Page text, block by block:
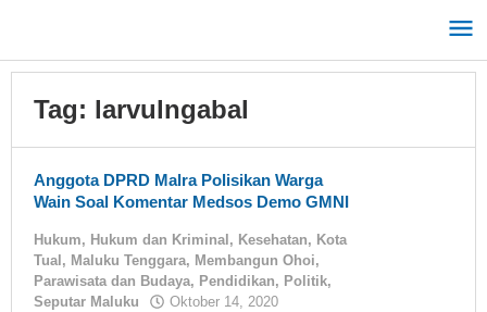
konten
Tag: larvulngabal
Anggota DPRD Malra Polisikan Warga
Wain Soal Komentar Medsos Demo GMNI
Hukum, Hukum dan Kriminal , Kesehatan, Kota
Tual , Maluku Tenggara, Membangun Ohoi,
Parawisata dan Budaya, Pendidikan, Politik,
Seputar Maluku
Oktober 14, 2020